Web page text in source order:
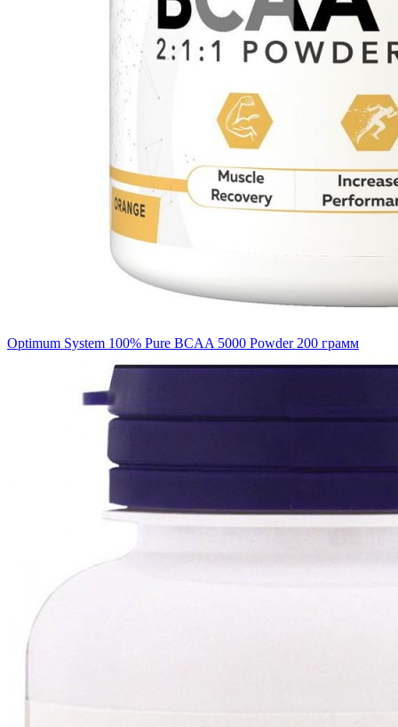
Optimum System 100% Pure BCAA 5000 Powder 200 грамм